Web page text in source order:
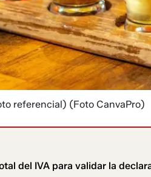
referencial) (Foto CanvaPro)
del IVA para validar la